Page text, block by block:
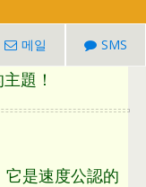
메일 SMS
題！
它是速度公認的